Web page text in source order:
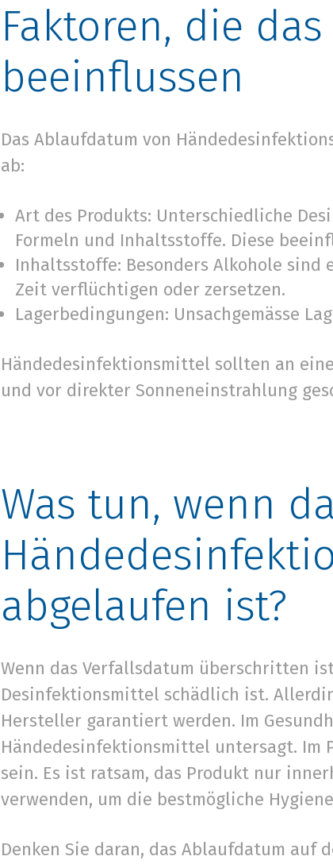
Faktoren, die
beeinflussen
Das Ablaufdatum von
ab:
Art des Produkts: Unterschiedliche
Formeln und Inhaltsstoffe. Diese
Inhaltsstoffe: Besonders Alkohole
Zeit verflüchtigen oder zersetzen.
Lagerbedingungen: Unsachgemässe
Händedesinfektionsmittel sollten an
und vor direkter Sonneneinstrahlung
Was tun, wenn
abgelaufen ist?
Wenn das Verfallsdatum überschritten
Desinfektionsmittel schädlich ist.
Hersteller garantiert werden. Im
Händedesinfektionsmittel untersagt. Im
sein. Es ist ratsam, das Produkt nur
verwenden, um die bestmögliche
Denken Sie daran, das Ablaufdatum auf